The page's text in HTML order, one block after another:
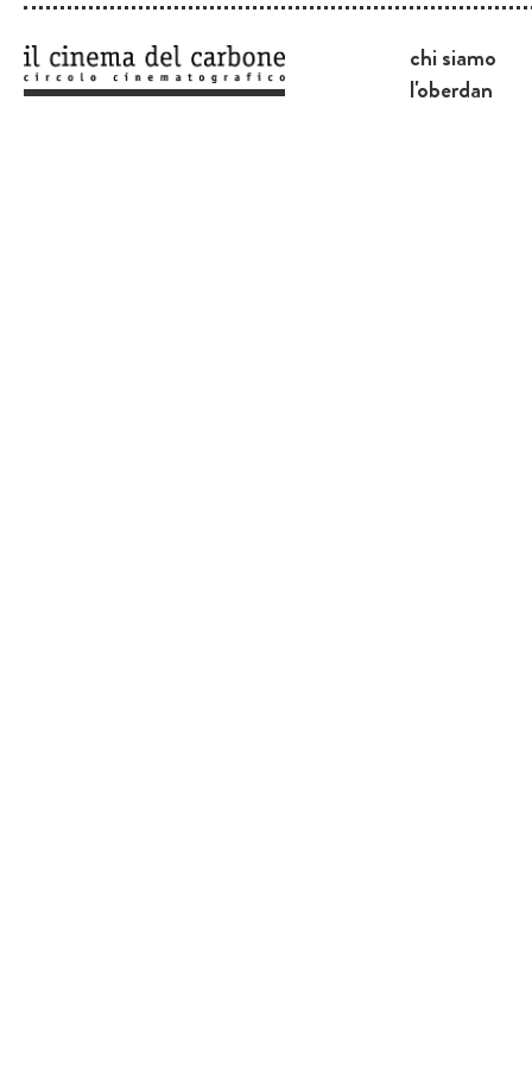
chi siamo
l'oberdan